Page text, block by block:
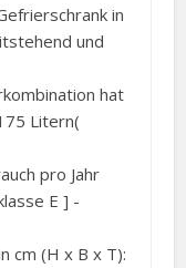
in
und
hat
Litern(
pro Jahr
E ] -
cm (H x B x T):